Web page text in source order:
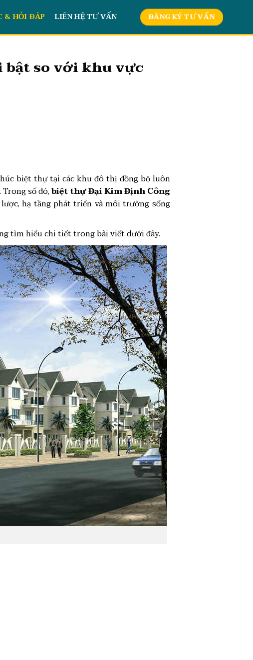
& HỎI ĐÁP LIÊN HỆ TƯ VẤN ĐĂNG KÝ TƯ VẤN
so với khu vực
biệt thự tại các khu đô thị đồng bộ luôn
Trong số đó,biệt thự Đại Kim Định Công
hạ tầng phát triển và môi trường sống
tìm hiểu chi tiết trong bài viết dưới đây.